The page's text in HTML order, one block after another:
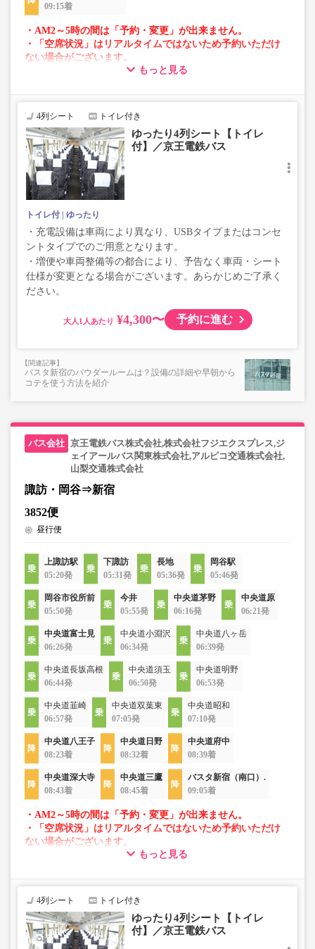
09:15着
・AM2～5時の間は「予約・変更」が出来ません。
・「空席状況」はリアルタイムではないため予約いただけ
ない場合がございます。
・車両は予告なく変更となる場合がございます。これに伴
で、あらかじめご了承ください。
もっと見る
4列シート トイレ付き
ゆったり4列シート【トイレ
付】／京王電鉄バス
トイレ付 ゆったり
・充電設備は車両により異なり、USBタイプまたはコンセ
ントタイプでのご用意となります。
・増便や車両整備等の都合により、予告なく車両・シート
仕様が変更となる場合がございます。あらかじめご了承く
ださい。
大人 ¥4,300〜 予約に進む
バスタ新宿のパウダールームは？設備の詳細や早朝から
コテを使う方法を紹介
京王電鉄バス株式会社,株式会社フジエクスプレス,ジ
ェイアールバス関東株式会社,アルピコ交通株式会社,
山梨交通株式会社
諏訪・岡谷⇒新宿
3852便
昼行便
上諏訪駅
05:20発
下諏訪
05:31発
長地
05:36発
岡谷駅
05:46発
岡谷市役所前
05:50発
今井
05:55発
中央道茅野
06:16発
中央道原
06:21発
中央道富士見
06:26発
中央道小淵沢
06:34発
中央道八ヶ岳
06:39発
中央道長坂高根
06:44発
中央道須玉
06:50発
中央道明野
06:53発
中央道韮崎
06:57発
中央道双葉東
07:05発
中央道昭和
07:10発
中央道八王子
08:23着
中央道日野
08:32着
中央道府中
08:39着
中央道深大寺
08:43着
中央道三鷹
08:45着
バスタ新宿（南口）.
09:05着
・AM2～5時の間は「予約・変更」が出来ません。
・「空席状況」はリアルタイムではないため予約いただけ
ない場合がございます。
・車両は予告なく変更となる場合がございます。これに伴
で、あらかじめご了承ください。
もっと見る
4列シート トイレ付き
ゆったり4列シート【トイレ
付】／京王電鉄バス